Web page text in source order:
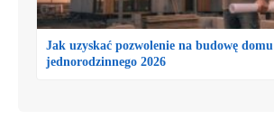
Jak uzyskać pozwolenie na budowę domu
jednorodzinnego 2026